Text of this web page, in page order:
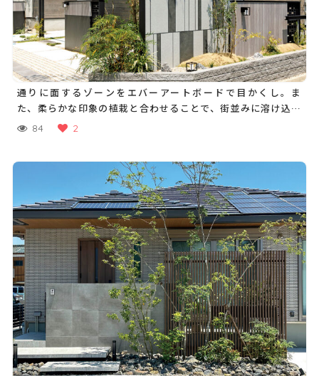
通りに面するゾーンをエバーアートボードで目かくし。ま
た、柔らかな印象の植栽と合わせることで、街並みに溶け込む
表情を演出しています
84 2